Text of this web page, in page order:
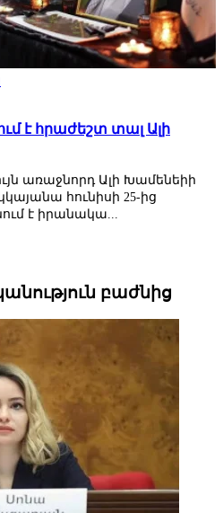
է հրաժեշտ տալ Ալի
առաջնորդ Ալի Խամենեիի
հունիսի 25-ից
է իրանակա...
բաժնից